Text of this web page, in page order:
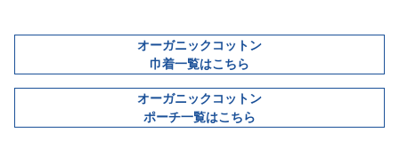
オーガニックコットン
巾着一覧はこちら
オーガニックコットン
ポーチ一覧はこちら